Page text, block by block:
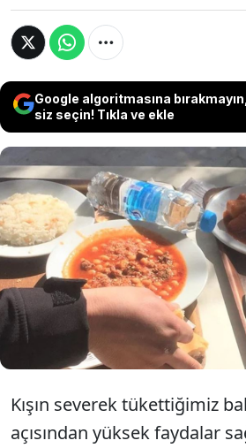
Google algoritmasına
siz seçin! Tıkla ve ekle
Kış aylarının
ömrü
İşte balığın
etkileri.
Kışın severek tükettiğimiz
açısından yüksek faydalar